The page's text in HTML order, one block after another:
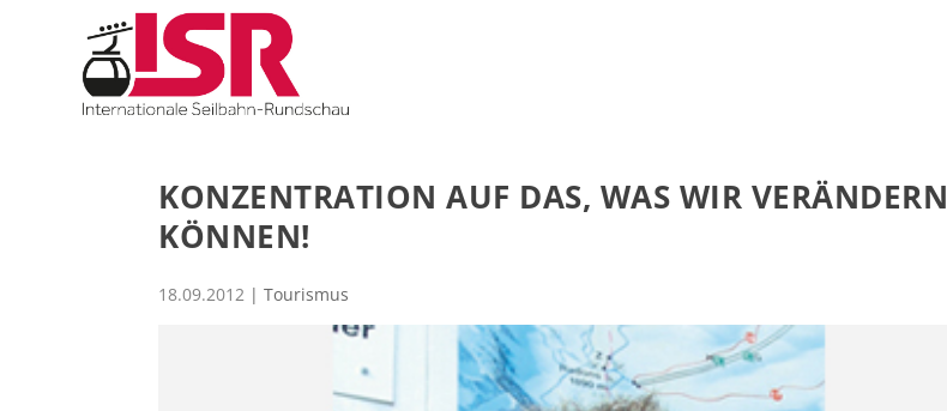
KONZENTRATION AUF DAS, WAS WIR VERÄNDERN
KÖNNEN!
18.09.2012 | Tourismus